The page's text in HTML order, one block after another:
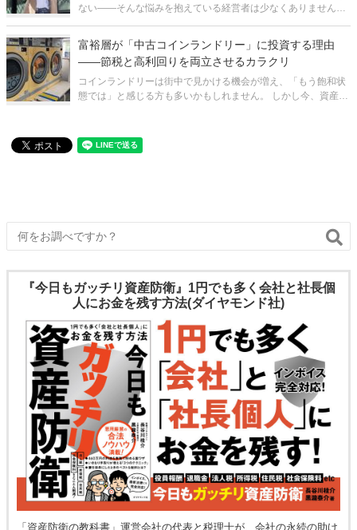
ない——そんな悩みを抱えている経営者は少なくありません。
分ける違いは、カリスマ性や営業力
富裕層が「中古コインランドリー」に投資する理由
――節税と高利回りを両立させるカラクリ
コインランドリーは街中で見かける機会が増え、「もう飽和状
態では」と感じる方も多いかもしれません。 しかし今、資産防
カの新店舗ではあ
『今日もガッチリ資産防衛』1円でも多く会社と社長個
人にお金を残す方法(ダイヤモンド社)
「資産防衛の教科書」運営会社の代表と税理士が、会社の永続の助け